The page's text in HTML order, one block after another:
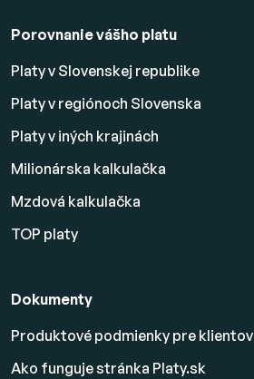
Porovnanie vášho platu
Platy v Slovenskej republike
Platy v regiónoch Slovenska
Platy v iných krajinách
Milionárska kalkulačka
Mzdová kalkulačka
TOP platy
Dokumenty
Produktové podmienky pre klientov
Ako funguje stránka Platy.sk